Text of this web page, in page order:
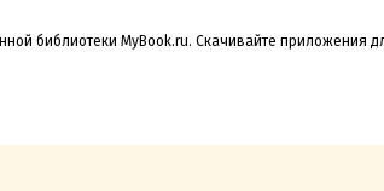
библиотеки MyBook.ru. Скачивайте приложения